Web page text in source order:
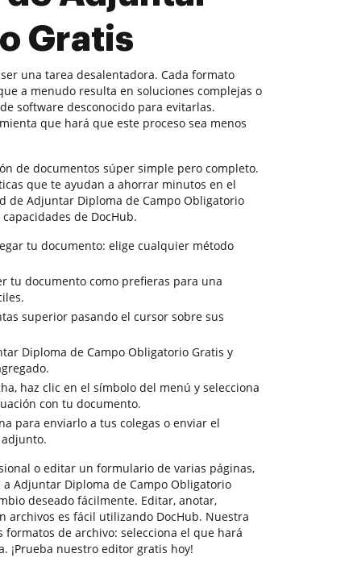
Gratis
una tarea desalentadora. Cada formato
a menudo resulta en soluciones complejas o
software desconocido para evitarlas.
que hará que este proceso sea menos
de documentos súper simple pero completo.
que te ayudan a ahorrar minutos en el
de Adjuntar Diploma de Campo Obligatorio
de DocHub.
tu documento: elige cualquier método
tu documento como prefieras para una
superior pasando el cursor sobre sus
Diploma de Campo Obligatorio Gratis y
haz clic en el símbolo del menú y selecciona
con tu documento.
para enviarlo a tus colegas o enviar el
o editar un formulario de varias páginas,
Adjuntar Diploma de Campo Obligatorio
deseado fácilmente. Editar, anotar,
archivos es fácil utilizando DocHub. Nuestra
de archivo: selecciona el que hará
¡Prueba nuestro editor gratis hoy!